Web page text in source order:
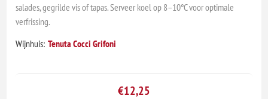
salades, gegrilde vis of tapas. Serveer koel op 8–10°C voor optimale
verfrissing.
Wijnhuis: Tenuta Cocci Grifoni
€12,25